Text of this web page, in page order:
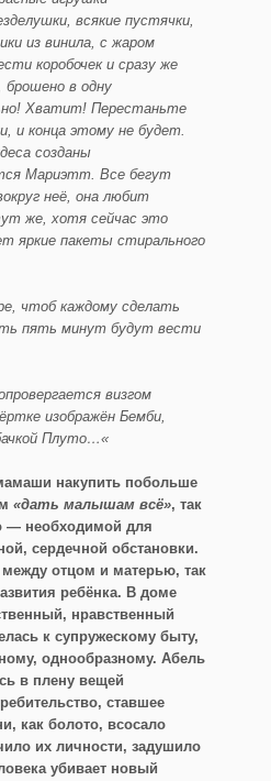
всякие пустячки,
из винила, с жаром
коробочек и сразу же
в одну
Хватит! Перестаньте
и конца этому не будет.
созданы
Мариэтт. Все бегут
неё, она любит
же, хотя сейчас это
яркие пакеты стирального
чтоб каждому сделать
пять минут будут вести
визгом
изображён Бемби,
Плуто…«
накупить побольше
«дать малышам всё», так
— необходимой для
сердечной обстановки.
отцом и матерью, так
ребёнка. В доме
нравственный
к супружескому быту,
однообразному. Абель
в плену вещей
ставшее
как болото, всосало
их личности, задушило
убивает новый